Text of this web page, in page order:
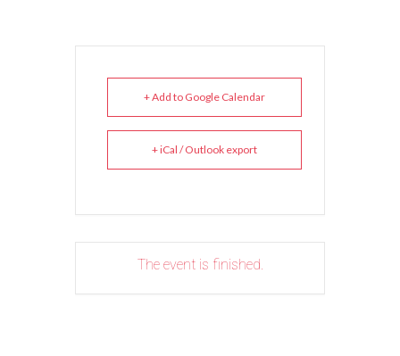
+ Add to Google Calendar
+ iCal / Outlook export
The event is finished.